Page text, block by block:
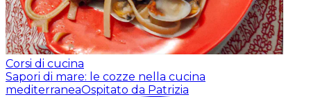
Corsi di cucina
Sapori di mare: le cozze nella cucina
mediterraneaOspitato da Patrizia